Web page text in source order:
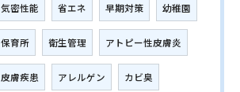
気密性能 省エネ 早期対策 幼稚園
保育所 衛生管理 アトピー性皮膚炎
皮膚疾患 アレルゲン カビ臭